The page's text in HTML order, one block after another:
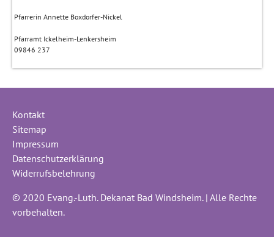
Pfarrerin Annette Boxdorfer-Nickel
Pfarramt Ickelheim-Lenkersheim
09846 237
Kontakt
Sitemap
Impressum
Datenschutzerklärung
Widerrufsbelehrung
© 2020 Evang.-Luth. Dekanat Bad Windsheim. | Alle Rechte
vorbehalten.